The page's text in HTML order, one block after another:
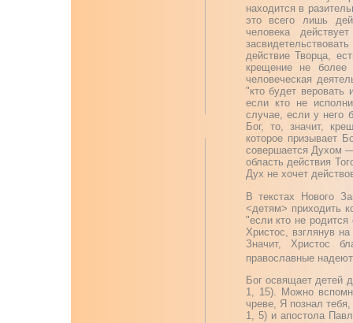
находится в
это всего лишь
человека
действие Творца,
крещение не более
человеческая
"кто будет веровать
если кто не
случае, если у него
Бог, то, значит,
которое призывает
совершается Духом —
область действия
Дух не хочет
В текстах Нового
<детям> приходить
"если кто не
Христос, взглянув
Значит, Христос
православные
Бог освящает детей
1, 15). Можно
чреве, Я познал
1, 5) и апостола